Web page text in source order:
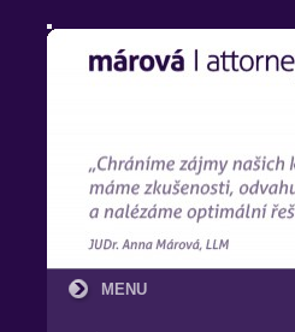
MENU